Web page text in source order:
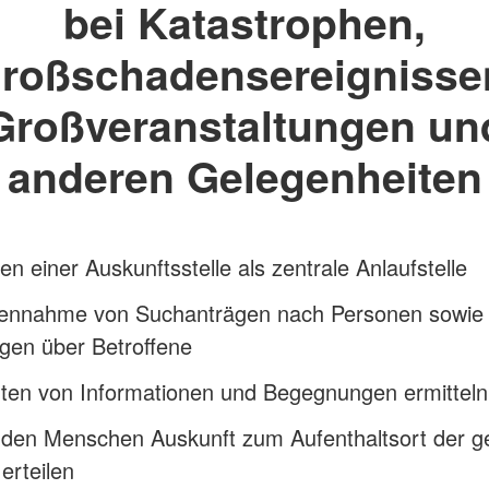
bei Katastrophen,
anderen Gelegenheiten
einer Auskunftsstelle als zentrale Anlaufstelle
von Suchanträgen nach Personen sowie
über Betroffene
von Informationen und Begegnungen ermitteln
Menschen Auskunft zum Aufenthaltsort der